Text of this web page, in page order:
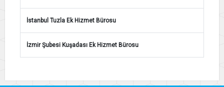
İstanbul Tuzla Ek Hizmet Bürosu
İzmir Şubesi Kuşadası Ek Hizmet Bürosu